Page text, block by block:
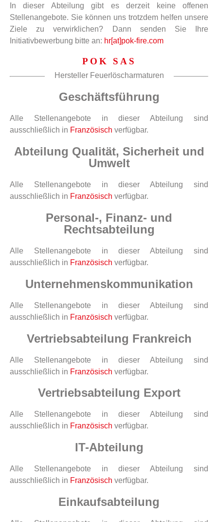
In dieser Abteilung gibt es derzeit keine offenen
Stellenangebote. Sie können uns trotzdem helfen unsere
Ziele zu verwirklichen? Dann senden Sie Ihre
Initiativbewerbung bitte an: hr[at]pok-fire.com
POK SAS
Hersteller Feuerlöscharmaturen
Geschäftsführung
Alle Stellenangebote in dieser Abteilung sind
ausschließlich in Französisch verfügbar.
Abteilung Qualität, Sicherheit und
Umwelt
Alle Stellenangebote in dieser Abteilung sind
ausschließlich in Französisch verfügbar.
Personal-, Finanz- und
Rechtsabteilung
Alle Stellenangebote in dieser Abteilung sind
ausschließlich in Französisch verfügbar.
Unternehmenskommunikation
Alle Stellenangebote in dieser Abteilung sind
ausschließlich in Französisch verfügbar.
Vertriebsabteilung Frankreich
Alle Stellenangebote in dieser Abteilung sind
ausschließlich in Französisch verfügbar.
Vertriebsabteilung Export
Alle Stellenangebote in dieser Abteilung sind
ausschließlich in Französisch verfügbar.
IT-Abteilung
Alle Stellenangebote in dieser Abteilung sind
ausschließlich in Französisch verfügbar.
Einkaufsabteilung